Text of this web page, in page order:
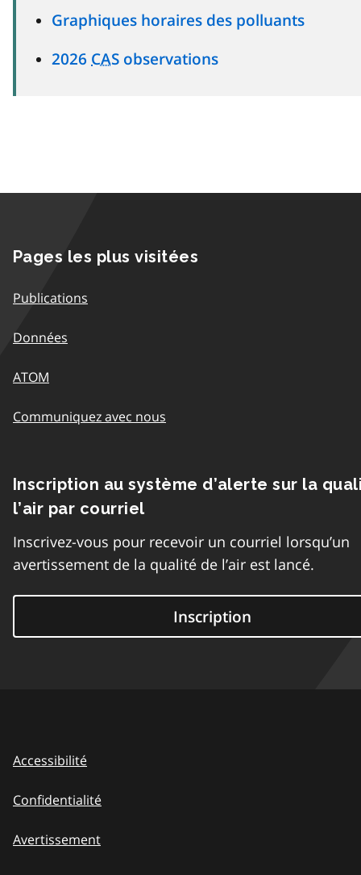
Graphiques horaires des polluants
2026 CAS observations
Pages les plus visitées
Publications
Données
ATOM
Communiquez avec nous
Inscription au système d’alerte sur la
l’air par courriel
Inscrivez-vous pour recevoir un courriel lorsqu’un
avertissement de la qualité de l’air est lancé.
Inscription
Accessibilité
Confidentialité
Avertissement